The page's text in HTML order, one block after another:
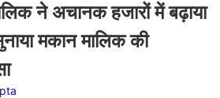
ने अचानक हजारों में बढ़ाया
मकान मालिक की